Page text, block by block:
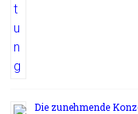
Die zunehmende